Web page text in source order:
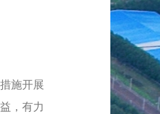
施开展
，有力